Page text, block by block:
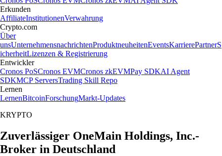
Erkunden
AffiliateInstitutionenVerwahrung
Crypto.com
Über
unsUnternehmensnachrichtenProduktneuheitenEventsKarrierePartnerS
icherheitLizenzen & Registrierung
Entwickler
Cronos PoSCronos EVMCronos zkEVMPay SDKAI Agent
SDKMCP ServersTrading Skill Repo
Lernen
LernenBitcoinForschungMarkt-Updates
KRYPTO
Zuverlässiger OneMain Holdings, Inc.-
Broker in Deutschland